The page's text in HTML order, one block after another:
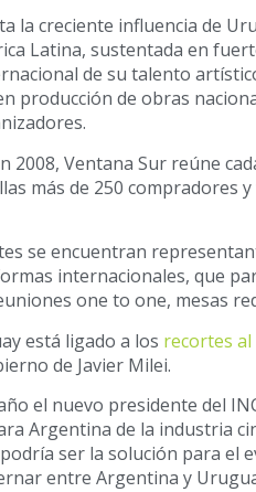
la creciente influencia de
Latina, sustentada en
de su talento
producción de obras
2008, Ventana Sur reúne
más de 250 compradores
se encuentran
internacionales, que
one to one, mesas
está ligado a los recortes
de Javier Milei.
el nuevo presidente del
Argentina de la industria
ser la solución para el
entre Argentina y